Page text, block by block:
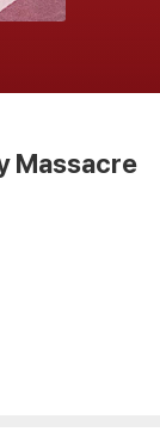
Massacre